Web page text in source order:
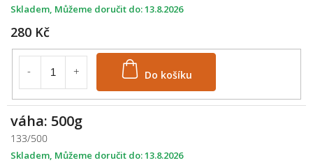
280 Kč
Do košíku
Skladem 13.8.2026
váha: 500g
133/500
Skladem 13.8.2026